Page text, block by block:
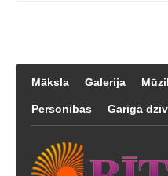
Māksla Galerija
Personības Garīgā